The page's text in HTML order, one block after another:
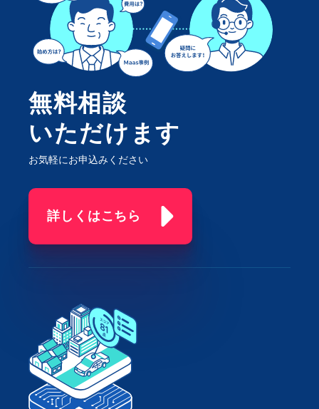
無料相談
いただけます
お気軽にお申込みください
詳しくはこちら